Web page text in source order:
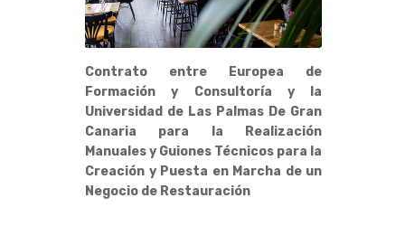
Contrato entre Europea de
Formación y Consultoría y la
Universidad de Las Palmas De Gran
Canaria para la Realización
Manuales y Guiones Técnicos para la
Creación y Puesta en Marcha de un
Negocio de Restauración